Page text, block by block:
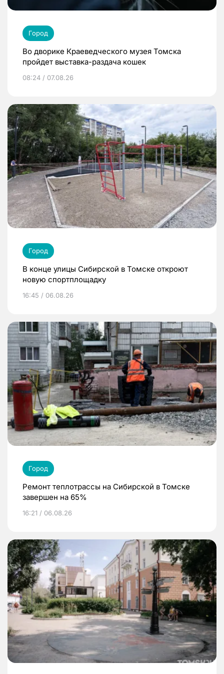
Город
Во дворике Краеведческого музея Томска
пройдет выставка-раздача кошек
08:24 / 07.08.26
Город
В конце улицы Сибирской в Томске откроют
новую спортплощадку
16:45 / 06.08.26
Город
Ремонт теплотрассы на Сибирской в Томске
завершен на 65%
16:21 / 06.08.26